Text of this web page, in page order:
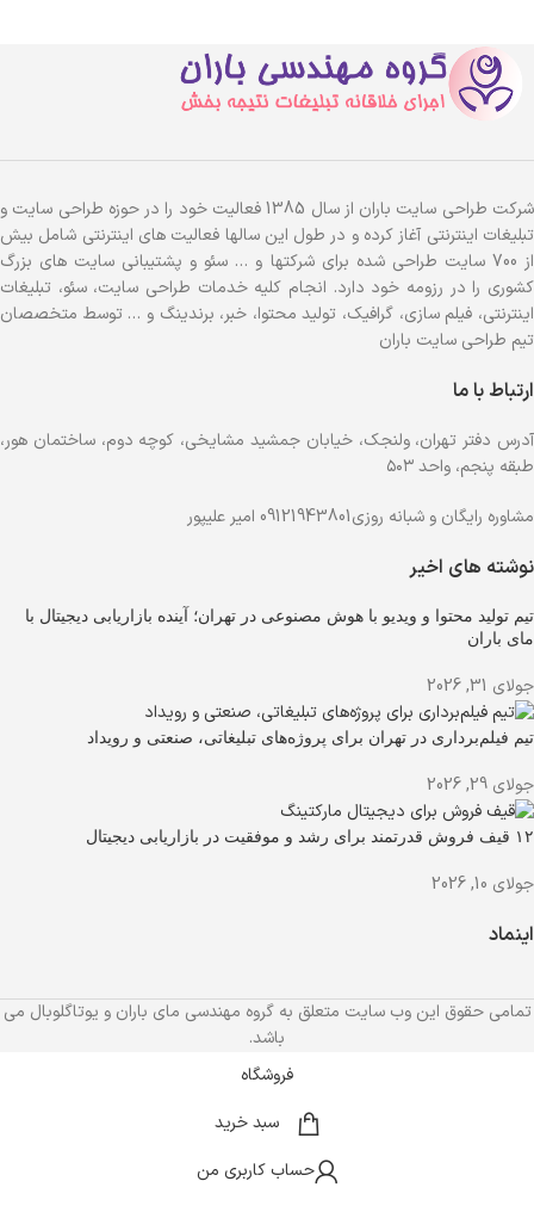
شرکت طراحی سایت باران از سال 1385 فعالیت خود را در حوزه طراحی سایت و
تبلیغات اینترنتی آغاز کرده و در طول این سالها فعالیت های اینترنتی شامل بیش
از 700 سایت طراحی شده برای شرکتها و … سئو و پشتیبانی سایت های بزرگ
کشوری را در رزومه خود دارد. انجام کلیه خدمات طراحی سایت، سئو، تبلیغات
اینترنتی، فیلم سازی، گرافیک، تولید محتوا، خبر، برندینگ و … توسط متخصصان
تیم طراحی سایت باران
ارتباط با ما
آدرس دفتر تهران، ولنجک، خیابان جمشید مشایخی، کوچه دوم، ساختمان هور،
طبقه پنجم، واحد ۵۰۳
مشاوره رایگان و شبانه روزی09121943801 امیر علیپور
نوشته های اخیر
تیم تولید محتوا و ویدیو با هوش مصنوعی در تهران؛ آینده بازاریابی دیجیتال با
مای باران
جولای 31, 2026
تیم فیلم‌برداری در تهران برای پروژه‌های تبلیغاتی، صنعتی و رویداد
جولای 29, 2026
۱۲ قیف فروش قدرتمند برای رشد و موفقیت در بازاریابی دیجیتال
جولای 10, 2026
اینماد
تمامی حقوق این وب سایت متعلق به گروه مهندسی مای باران و یوتاگلوبال می
باشد.
فروشگاه
سبد خرید
حساب کاربری من